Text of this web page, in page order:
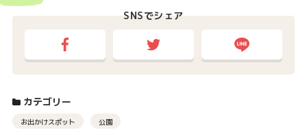
SNSでシェア
カテゴリー
お出かけスポット 公園